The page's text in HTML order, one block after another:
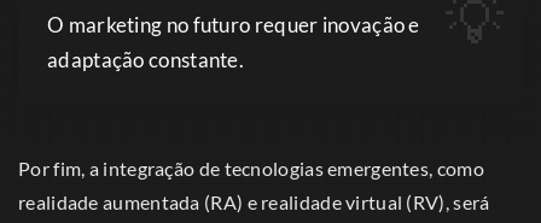
O marketing no futuro requer inovação e
adaptação constante.
Por fim, a integração de tecnologias emergentes, como
realidade aumentada (RA) e realidade virtual (RV), será